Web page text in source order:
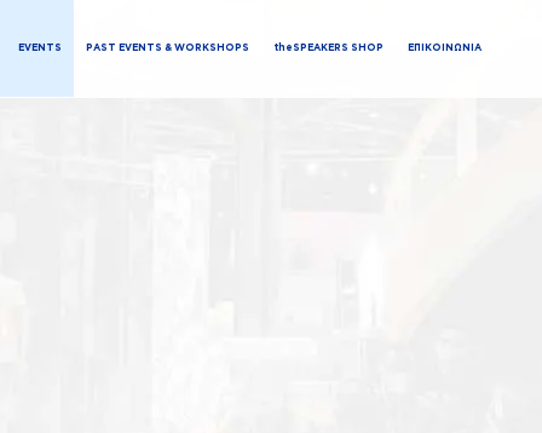
EVENTS PAST EVENTS & WORKSHOPS theSPEAKERS SHOP ΕΠΙΚΟΙΝΩΝΙΑ